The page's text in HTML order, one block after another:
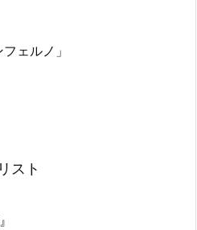
ェルノ」
スト